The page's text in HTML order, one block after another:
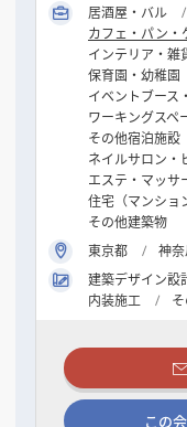
居酒屋・バル
カフェ・パン・
インテリア・雑
保育園・幼稚園
イベントブース
ワーキングスペ
その他宿泊施設
ネイルサロン・
エステ・マッサ
住宅（マンショ
その他建築物
東京都
神
建築デザイン設
内装施工
この